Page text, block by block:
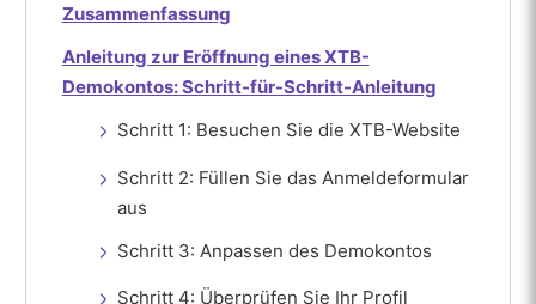
Zusammenfassung
Anleitung zur Eröffnung eines XTB-
Demokontos: Schritt-für-Schritt-Anleitung
Schritt 1: Besuchen Sie die XTB-Website
Schritt 2: Füllen Sie das Anmeldeformular
aus
Schritt 3: Anpassen des Demokontos
Schritt 4: Überprüfen Sie Ihr Profil